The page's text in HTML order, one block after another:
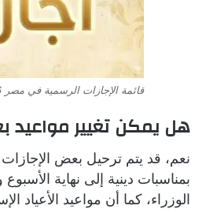
قائمة الإجازات الرسمية في مصر 2026 كاملة
هل يمكن تغيير مواعيد
نعم، قد يتم ترحيل بعض الإجازات
بمناسبات دينية إلى نهاية
الوزراء، كما أن مواعيد الأعياد